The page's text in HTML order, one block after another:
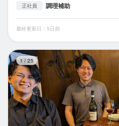
正社員 調理補助
最終更新日：5日前
1 /25